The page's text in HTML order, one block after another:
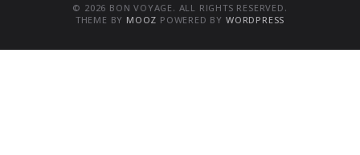
© 2026 BON VOYAGE. ALL RIGHTS RESERVED.
THEME BY MOOZ POWERED BY WORDPRESS